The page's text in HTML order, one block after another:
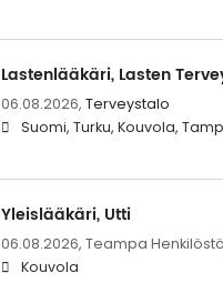
Lastenlääkäri, Lasten
06.08.2026, Terveystalo
Suomi, Turku, Kouvola,
Yleislääkäri, Utti
06.08.2026, Teampa
Kouvola